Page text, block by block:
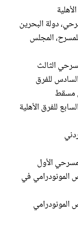
دولة البحرين
المجلس
الثالث
للفرق
مسقط
للفرق الأهلية
الأول
المونودرامي في
المونودرامي